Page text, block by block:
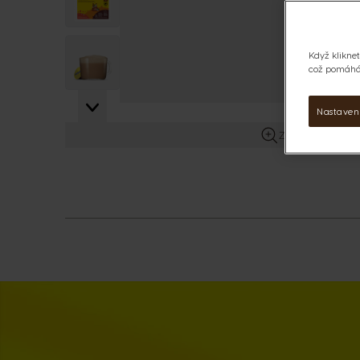
Zobrazit více
Když
což